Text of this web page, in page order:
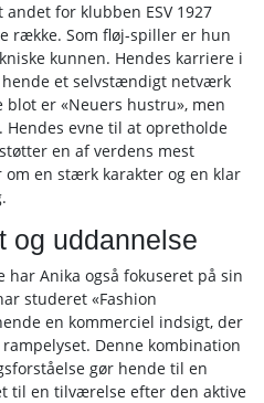
for klubben ESV 1927
række. Som fløj-spiller er hun
kunnen. Hendes karriere i
et selvstændigt netværk
er «Neuers hustru», men
Hendes evne til at opretholde
en af verdens mest
en stærk karakter og en klar
og uddannelse
Anika også fokuseret på sin
studeret «Fashion
en kommerciel indsigt, der
Denne kombination
gør hende til en
til en tilværelse efter den aktive